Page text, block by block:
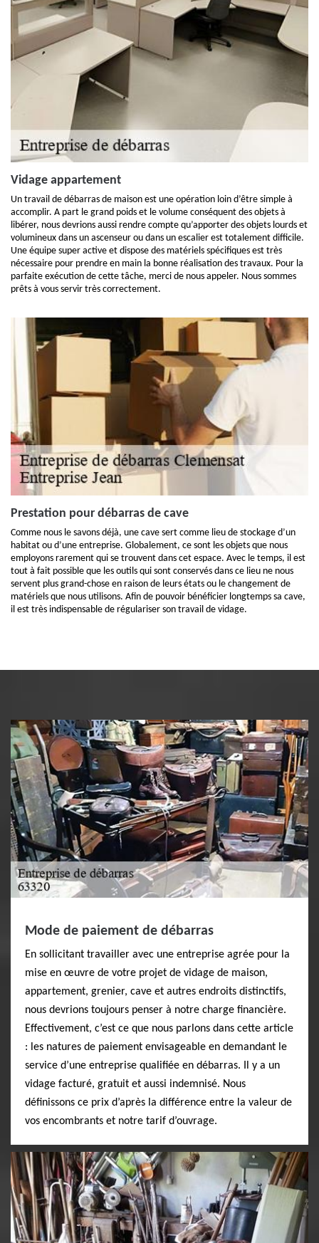
Vidage appartement
Un travail de débarras de maison est une opération loin d’être simple à
accomplir. A part le grand poids et le volume conséquent des objets à
libérer, nous devrions aussi rendre compte qu’apporter des objets lourds et
volumineux dans un ascenseur ou dans un escalier est totalement difficile.
Une équipe super active et dispose des matériels spécifiques est très
nécessaire pour prendre en main la bonne réalisation des travaux. Pour la
parfaite exécution de cette tâche, merci de nous appeler. Nous sommes
prêts à vous servir très correctement.
Prestation pour débarras de cave
Comme nous le savons déjà, une cave sert comme lieu de stockage d’un
habitat ou d’une entreprise. Globalement, ce sont les objets que nous
employons rarement qui se trouvent dans cet espace. Avec le temps, il est
tout à fait possible que les outils qui sont conservés dans ce lieu ne nous
servent plus grand-chose en raison de leurs états ou le changement de
matériels que nous utilisons. Afin de pouvoir bénéficier longtemps sa cave,
il est très indispensable de régulariser son travail de vidage.
Mode de paiement de débarras
En sollicitant travailler avec une entreprise agrée pour la
mise en œuvre de votre projet de vidage de maison,
appartement, grenier, cave et autres endroits distinctifs,
nous devrions toujours penser à notre charge financière.
Effectivement, c’est ce que nous parlons dans cette article
: les natures de paiement envisageable en demandant le
service d’une entreprise qualifiée en débarras. Il y a un
vidage facturé, gratuit et aussi indemnisé. Nous
définissons ce prix d’après la différence entre la valeur de
vos encombrants et notre tarif d’ouvrage.